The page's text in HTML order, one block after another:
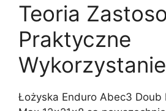
Teoria
Praktyczne
Wykorzystanie
Łożyska Enduro Abec3 Doub